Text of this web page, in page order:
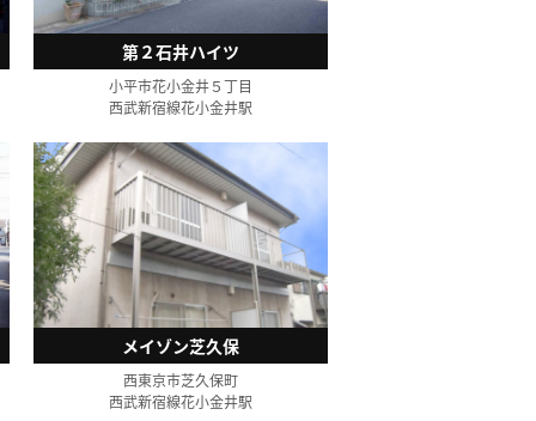
第２石井ハイツ
小平市花小金井５丁目
西武新宿線花小金井駅
メイゾン芝久保
西東京市芝久保町
西武新宿線花小金井駅